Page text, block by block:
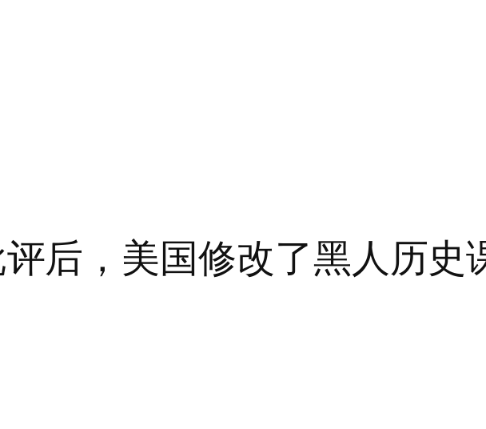
后，美国修改了黑人历史